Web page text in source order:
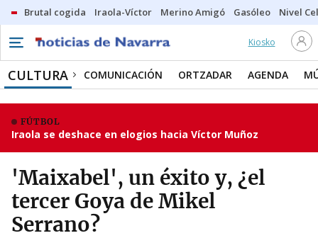
Brutal cogida Iraola-Víctor Merino Amigó Gasóleo Nivel
Kiosko
CULTURA COMUNICACIÓN ORTZADAR AGENDA
FÚTBOL
Iraola se deshace en elogios hacia Víctor Muñoz
'Maixabel', un éxito y, ¿el
tercer Goya de Mikel
Serrano?